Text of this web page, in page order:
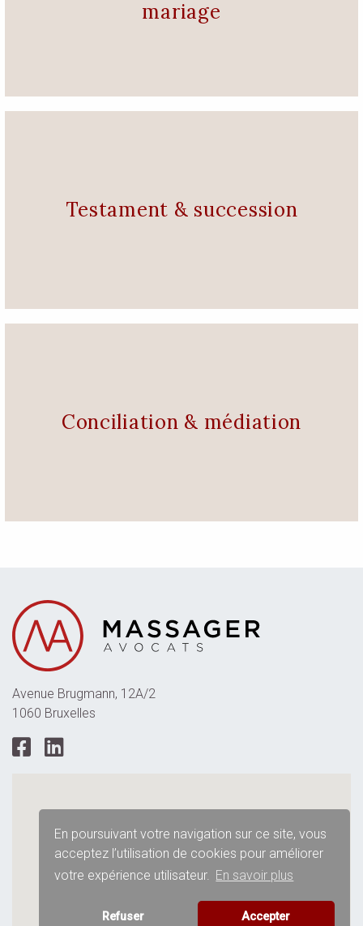
En poursuivant votre navigation sur ce site, vous
acceptez l’utilisation de cookies pour améliorer
votre expérience utilisateur. En savoir plus
Refuser Accepter
mariage
Testament & succession
Conciliation & médiation
Avenue Brugmann, 12A/2
1060 Bruxelles